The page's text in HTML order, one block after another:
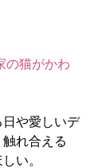
の猫がかわ
や愛しいデ
れ合える
い。